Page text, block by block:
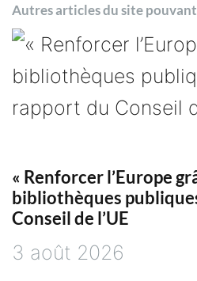
v
g
t
i
o
Autres articles du site
« Renforcer l’Europe
bibliothèques
Conseil de l’UE
3 août 2026